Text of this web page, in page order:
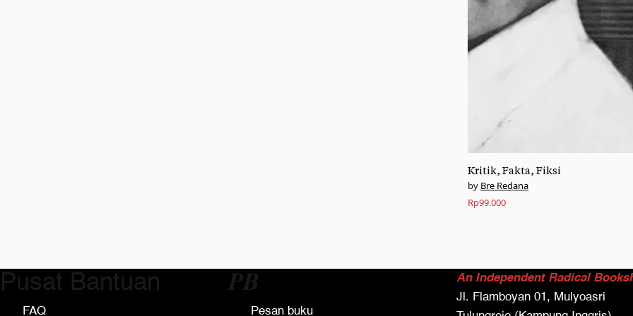
Kritik, Fakta, Fiksi
Bre Redana
Rp99.000
Pusat Bantuan
FAQ
𝑷𝑩
Pesan buku
An Independent Radical
Jl. Flamboyan 01, Mulyoasri